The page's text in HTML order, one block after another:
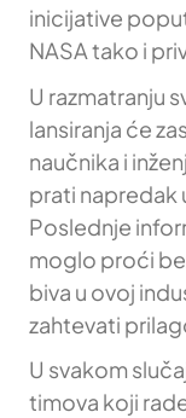
inicijative
NASA tako i
U razmatranju
lansiranja će
naučnika i
prati napredak
Poslednje
moglo proći
biva u ovoj
zahtevati
U svakom
timova koji